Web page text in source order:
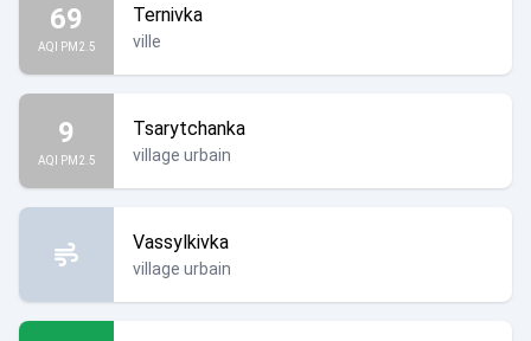
69
AQI PM2.5
Ternivka
ville
9
AQI PM2.5
Tsarytchanka
village urbain
Vassylkivka
village urbain